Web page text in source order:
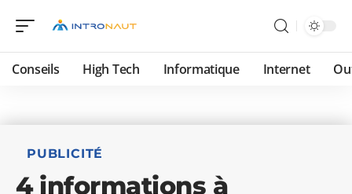
Conseils High Tech Informatique Internet
PUBLICITÉ
4 informations à